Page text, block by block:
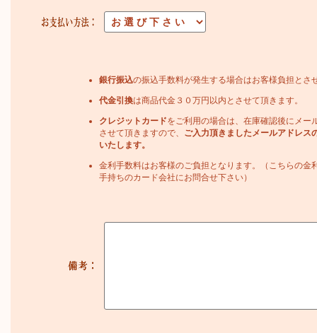
銀行振込の振込手数料が発生する場合はお客様負担とさ
代金引換は商品代金３０万円以内とさせて頂きます。
クレジットカードをご利用の場合は、在庫確認後にメー
させて頂きますので、
ご入力頂きましたメールアドレス
いたします。
金利手数料はお客様のご負担となります。（こちらの金
手持ちのカード会社にお問合せ下さい）